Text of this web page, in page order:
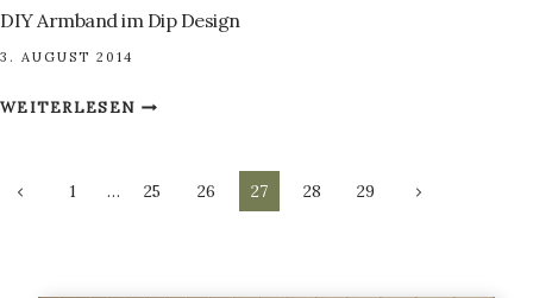
DIY Armband im Dip Design
3. AUGUST 2014
WEITERLESENDIY
DIP
Seitennavigation
Vorherige
1 … 25 26 27 28 29
Nächste